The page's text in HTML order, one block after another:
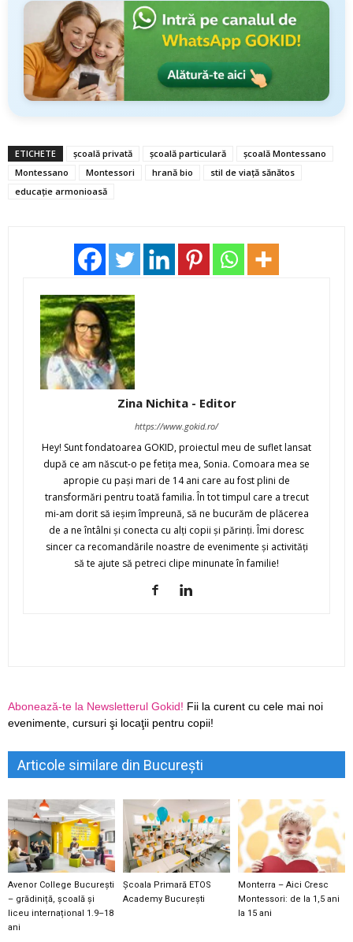
ETICHETE şcoală privată şcoală particulară
şcoală Montessano
Montessano
Montessori hrană bio
stil de viaţă sănătos
educaţie armonioasă
Zina Nichita - Editor
https://www.gokid.ro/
Hey! Sunt fondatoarea GOKID, proiectul meu de suflet lansat
după ce am născut-o pe fetiţa mea, Sonia. Comoara mea se
apropie cu paşi mari de 14 ani care au fost plini de
transformări pentru toată familia. În tot timpul care a trecut
mi-am dorit să ieşim împreună, să ne bucurăm de plăcerea
de a ne întâlni şi conecta cu alţi copii şi părinţi. Îmi doresc
sincer ca recomandările noastre de evenimente şi activităţi
să te ajute să petreci clipe minunate în familie!
Abonează-te la Newsletterul Gokid! Fii la curent cu cele mai noi
evenimente, cursuri şi locaţii pentru copii!
Articole similare din București
Avenor College București
– grădiniță, școală și
liceu internațional 1.9–18
ani
Școala Primară ETOS
Academy București
Monterra – Aici Cresc
Montessori: de la 1,5 ani
la 15 ani